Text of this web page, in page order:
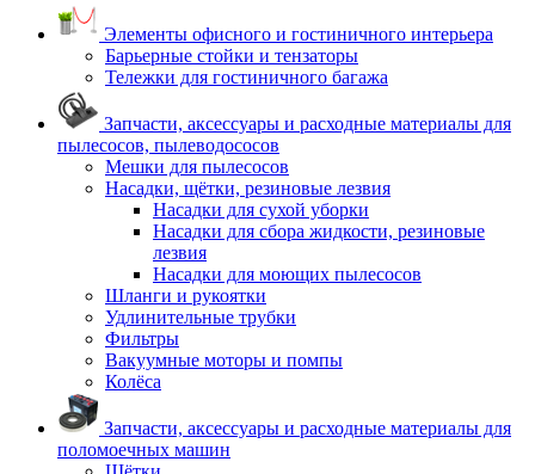
Элементы офисного и гостиничного интерьера
Барьерные стойки и тензаторы
Тележки для гостиничного багажа
Запчасти, аксессуары и расходные материалы для
пылесосов, пылеводососов
Мешки для пылесосов
Насадки, щётки, резиновые лезвия
Насадки для сухой уборки
Насадки для сбора жидкости, резиновые
лезвия
Насадки для моющих пылесосов
Шланги и рукоятки
Удлинительные трубки
Фильтры
Вакуумные моторы и помпы
Колёса
Запчасти, аксессуары и расходные материалы для
поломоечных машин